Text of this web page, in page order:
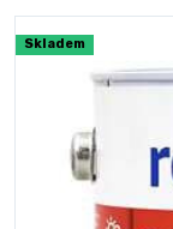
Skladem